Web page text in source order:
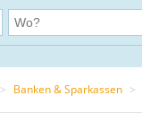
> Banken & Sparkassen >